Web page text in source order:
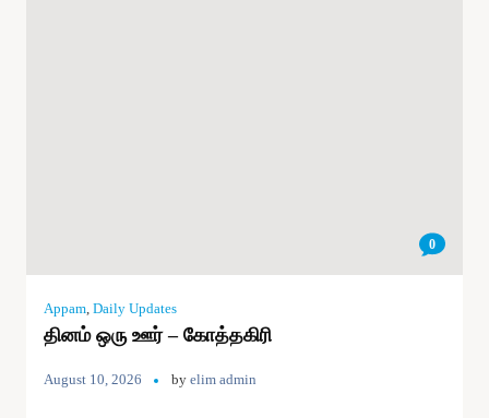
0
Appam Daily Updates
தினம் ஒரு ஊர் – கோத்தகிரி
August 10, 2026 by elim admin